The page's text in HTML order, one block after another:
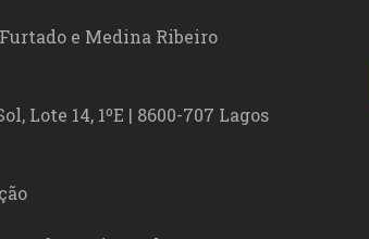
e Medina Ribeiro
Lote 14, 1ºE | 8600-707 Lagos